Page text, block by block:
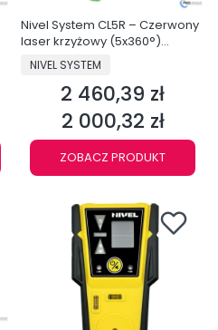
Nivel System CL5R – Czerwony
laser krzyżowy (5x360°)
Bluetooth
PRODUCENT
NIVEL SYSTEM
Cena
2 460,39 zł
Cena
2 000,32 zł
ZOBACZ PRODUKT